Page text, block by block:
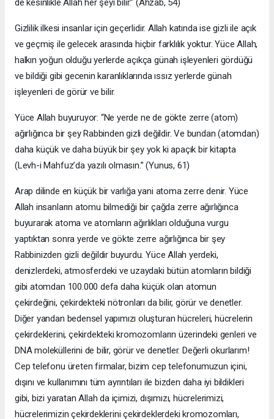
de kesinlikle Allah her şeyi bilir.” (Ahzab, 54)
Gizlilik ilkesi insanlar için geçerlidir. Allah katında ise gizli ile açık
ve geçmiş ile gelecek arasında hiçbir farklılık yoktur. Yüce Allah,
halkın yoğun olduğu yerlerde açıkça günah işleyenleri gördüğü
ve bildiği gibi gecenin karanlıklarında ıssız yerlerde günah
işleyenleri de görür ve bilir.
Yüce Allah buyuruyor: “Ne yerde ne de gökte zerre (atom)
ağırlığınca bir şey Rabbinden gizli değildir. Ve bundan (atomdan)
daha küçük ve daha büyük bir şey yok ki apaçık bir kitapta
(Levh-i Mahfuz’da yazılı olmasın.” (Yunus, 61)
Arap dilinde en küçük bir varlığa yani atoma zerre denir. Yüce
Allah insanların atomu bilmediği bir çağda zerre ağırlığınca
buyurarak atoma ve atomların ağırlıkları olduğuna vurgu
yaptıktan sonra yerde ve gökte zerre ağırlığınca bir şey
Rabbinizden gizli değildir buyurdu. Yüce Allah yerdeki,
denizlerdeki, atmosferdeki ve uzaydaki bütün atomların bildiği
gibi atomdan 100.000 defa daha küçük olan atomun
çekirdeğini, çekirdekteki nötronları da bilir, görür ve denetler.
Diğer yandan bedensel yapımızı oluşturan hücreleri, hücrelerin
çekirdeklerini, çekirdekteki kromozomların üzerindeki genleri ve
DNA moleküllerini de bilir, görür ve denetler. Değerli okurlarım!
Cep telefonu üreten firmalar, bizim cep telefonumuzun içini,
dışını ve kullanımını tüm ayrıntıları ile bizden daha iyi bildikleri
gibi, bizi yaratan Allah da içimizi, dışımızı, hücrelerimizi,
hücrelerimizin çekirdeklerini çekirdeklerdeki kromozomları,